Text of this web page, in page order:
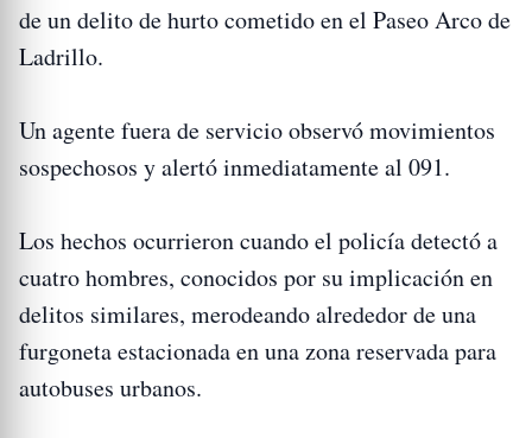
de un delito de hurto cometido en el Paseo Arco de
Ladrillo.
Un agente fuera de servicio observó movimientos
sospechosos y alertó inmediatamente al 091.
Los hechos ocurrieron cuando el policía detectó a
cuatro hombres, conocidos por su implicación en
delitos similares, merodeando alrededor de una
furgoneta estacionada en una zona reservada para
autobuses urbanos.